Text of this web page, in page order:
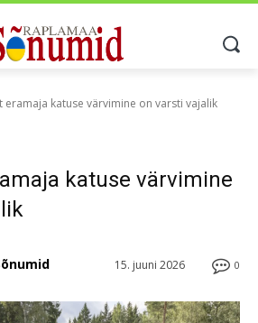
eramaja katuse värvimine on varsti vajalik
katuse värvimine
0
15. juuni 2026